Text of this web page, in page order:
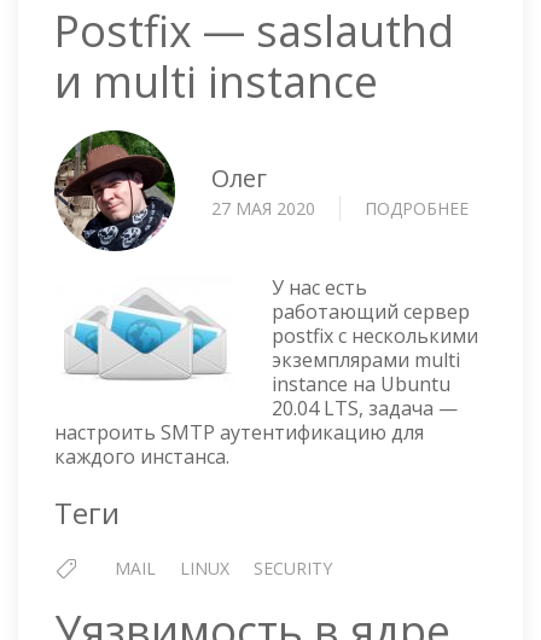
Postfix — saslauthd
и multi instance
Олег
27 МАЯ 2020 ПОДРОБНЕЕ
MULTI
У нас есть
работающий сервер
postfix с несколькими
экземплярами multi
instance на Ubuntu
20.04 LTS, задача —
настроить SMTP аутентификацию для
каждого инстанса.
Теги
MAIL LINUX SECURITY